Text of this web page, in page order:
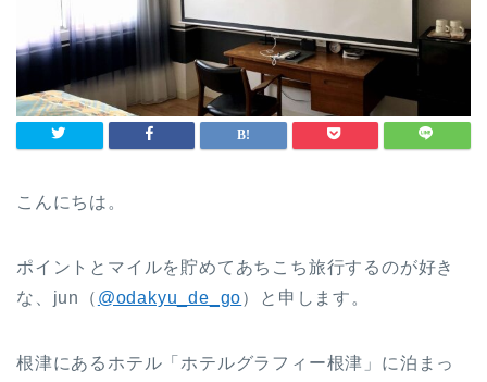
こんにちは。
ポイントとマイルを貯めてあちこち旅行するのが好き
な、jun（ @odakyu_de_go）と申します。
根津にあるホテル「ホテルグラフィー根津」に泊まっ